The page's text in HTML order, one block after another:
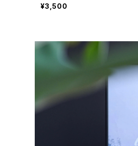
¥3,500